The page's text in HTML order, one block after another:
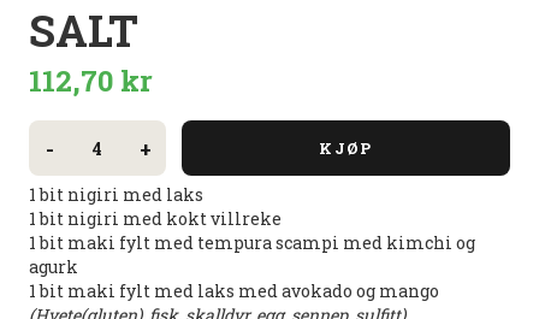
SALT
112,70 kr
-
5
biter
sushi
til
SALT
antall
+ KJØP
1 bit nigiri med laks
1 bit nigiri med kokt villreke
1 bit maki fylt med tempurascampi med kimchi og
agurk
1 bit maki fylt med laks med avokado og mango